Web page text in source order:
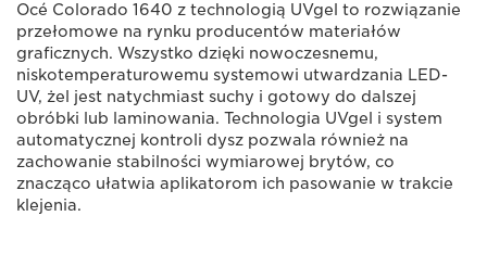
Océ Colorado 1640 z technologią UVgel to rozwiązanie
przełomowe na rynku producentów materiałów
graficznych. Wszystko dzięki nowoczesnemu,
niskotemperaturowemu systemowi utwardzania LED-
UV, żel jest natychmiast suchy i gotowy do dalszej
obróbki lub laminowania. Technologia UVgel i system
automatycznej kontroli dysz pozwala również na
zachowanie stabilności wymiarowej brytów, co
znacząco ułatwia aplikatorom ich pasowanie w trakcie
klejenia.